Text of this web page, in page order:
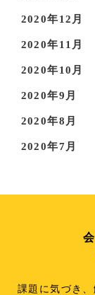
2020年12月
2020年11月
2020年10月
2020年9月
2020年8月
2020年7月
課題に気づき